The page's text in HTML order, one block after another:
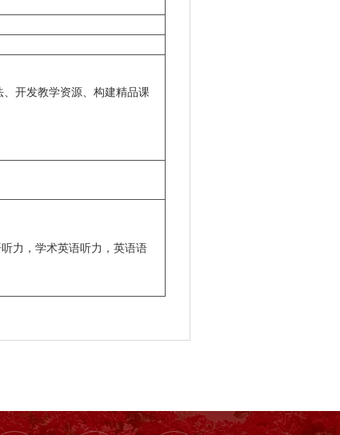
开发教学资源、构建精品课
力，学术英语听力，英语语